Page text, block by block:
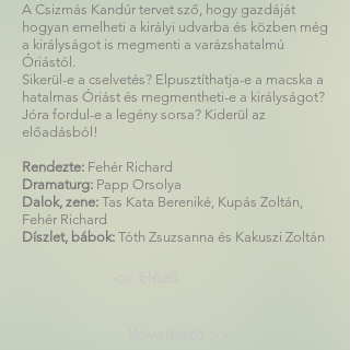
A Csizmás Kandúr tervet sző, hogy gazdáját
hogyan emelheti a királyi udvarba és közben még
a királyságot is megmenti a varázshatalmú
Óriástól.
Sikerül-e a cselvetés? Elpusztíthatja-e a macska a
hatalmas Óriást és megmentheti-e a királyságot?
Jóra fordul-e a legény sorsa? Kiderül az
előadásból!
Rendezte: Fehér Richard
Dramaturg: Papp Orsolya
Dalok, zene: Tas Kata Bereniké, Kupás Zoltán,
Fehér Richard
Díszlet, bábok: Tóth Zsuzsanna és Kakuszi Zoltán